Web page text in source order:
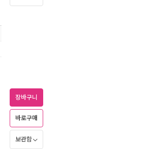
장바구니
바로구매
보관함